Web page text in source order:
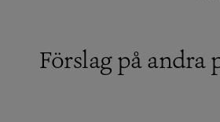
Förslag på andra